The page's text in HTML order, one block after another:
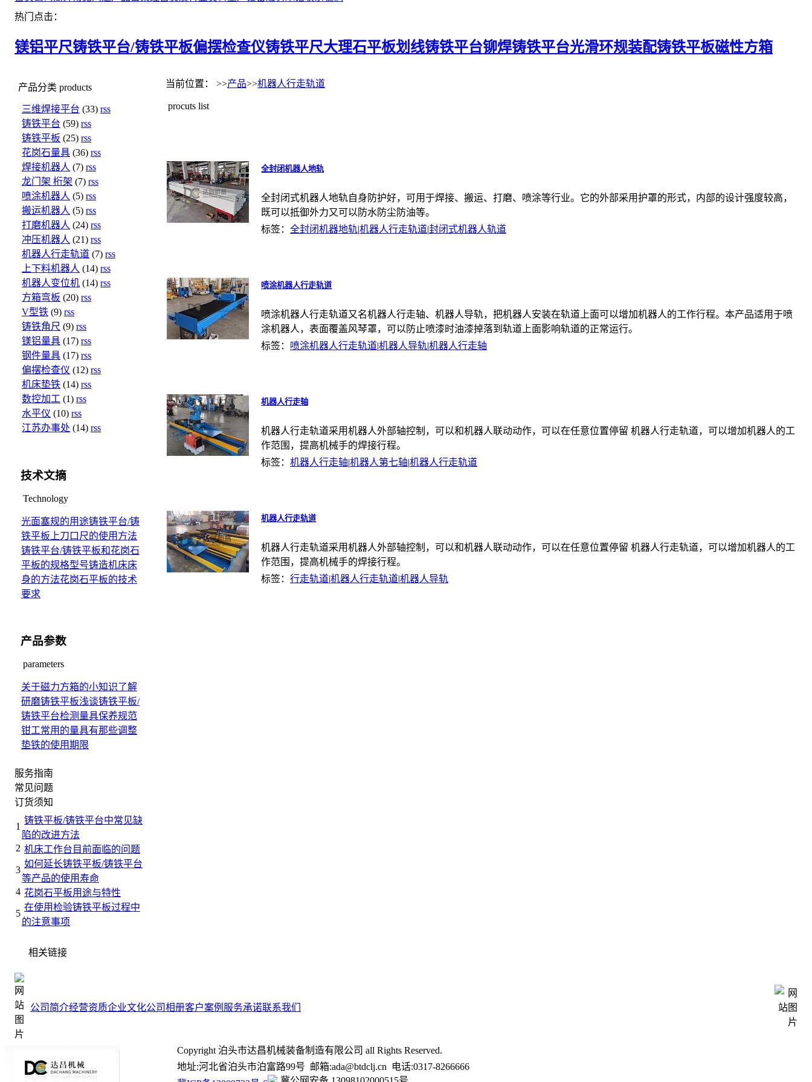
热门点击：
镁铝平尺铸铁平台/铸铁平板偏摆检查仪铸铁平尺大理石平板划线铸铁平台铆焊铸铁平台光滑环规装配铸铁平板磁性方箱
产品分类 products
三维焊接平台 (33) rss
铸铁平台 (59) rss
铸铁平板 (25) rss
花岗石量具 (36) rss
焊接机器人 (7) rss
龙门架 桁架 (7) rss
喷涂机器人 (5) rss
搬运机器人 (5) rss
打磨机器人 (24) rss
冲压机器人 (21) rss
机器人行走轨道 (7) rss
上下料机器人 (14) rss
机器人变位机 (14) rss
方箱弯板 (20) rss
V型铁 (9) rss
铸铁角尺 (9) rss
镁铝量具 (17) rss
钢件量具 (17) rss
偏摆检查仪 (12) rss
机床垫铁 (14) rss
数控加工 (1) rss
水平仪 (10) rss
江苏办事处 (14) rss
技术文摘
Technology
光面塞规的用途铸铁平台/铸
铁平板上刀口尺的使用方法
铸铁平台/铸铁平板和花岗石
平板的规格型号铸造机床床
身的方法花岗石平板的技术
要求
产品参数
parameters
关于磁力方箱的小知识了解
研磨铸铁平板浅谈铸铁平板/
铸铁平台检测量具保养规范
钳工常用的量具有那些调整
垫铁的使用期限
服务指南
常见问题
订货须知
1
铸铁平板/铸铁平台中常见缺
陷的改进方法
2 机床工作台目前面临的问题
3
如何延长铸铁平板/铸铁平台
等产品的使用寿命
4 花岗石平板用途与特性
5
在使用检验铸铁平板过程中
的注意事项
当前位置： >>产品>>机器人行走轨道
procuts list
全封闭机器人地轨
全封闭式机器人地轨自身防护好，可用于焊接、搬运、打磨、喷涂等行业。它的外部采用护罩的形式，内部的设计强度较高，
既可以抵御外力又可以防水防尘防油等。
标签： 全封闭机器地轨|机器人行走轨道|封闭式机器人轨道
喷涂机器人行走轨道
喷涂机器人行走轨道又名机器人行走轴、机器人导轨，把机器人安装在轨道上面可以增加机器人的工作行程。本产品适用于喷
涂机器人，表面覆盖风琴罩，可以防止喷漆时油漆掉落到轨道上面影响轨道的正常运行。
标签： 喷涂机器人行走轨道|机器人导轨|机器人行走轴
机器人行走轴
机器人行走轨道采用机器人外部轴控制，可以和机器人联动动作，可以在任意位置停留 机器人行走轨道，可以增加机器人的工
作范围，提高机械手的焊接行程。
标签： 机器人行走轴|机器人第七轴|机器人行走轨道
机器人行走轨道
机器人行走轨道采用机器人外部轴控制，可以和机器人联动动作，可以在任意位置停留 机器人行走轨道，可以增加机器人的工
作范围，提高机械手的焊接行程。
标签： 行走轨道|机器人行走轨道|机器人导轨
相关链接
公司简介经营资质企业文化公司相册客户案例 服务承诺联系我们
Copyright 泊头市达昌机械装备制造有限公司 all Rights Reserved.
地址:河北省泊头市泊富路99号 邮箱:ada@btdclj.cn 电话:0317-8266666